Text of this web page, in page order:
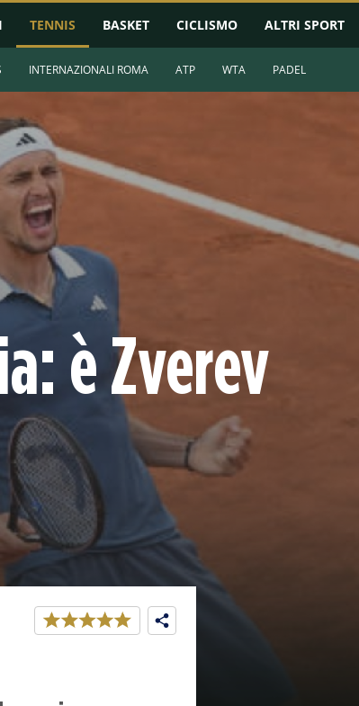
TENNIS BASKET CICLISMO ALTRI SPORT
INTERNAZIONALI ROMA ATP WTA PADEL
è Zverev